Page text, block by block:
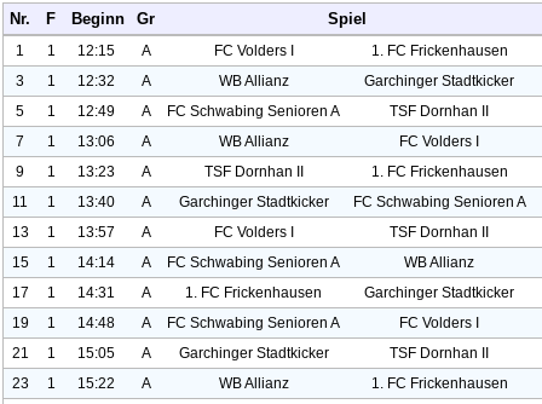
Nr. F Beginn Gr Spiel
1 1 12:15 A FC Volders I 1. FC Frickenhausen
3
1 12:32 A WB Allianz
Garchinger Stadtkicker
5
1 12:49 A FC Schwabing Senioren A
TSF Dornhan II
7
1 13:06 A WB Allianz
FC Volders I
9
1 13:23 A TSF Dornhan II 1. FC Frickenhausen
11
1 13:40 A Garchinger Stadtkicker
FC Schwabing Senioren A
13
1 13:57 A FC Volders I
TSF Dornhan II
15
1 14:14 A FC Schwabing Senioren A
WB Allianz
17
1 14:31 A 1. FC Frickenhausen
Garchinger Stadtkicker
19
1 14:48 A FC Schwabing Senioren A
FC Volders I
21
1 15:05 A Garchinger Stadtkicker
TSF Dornhan II
23
1 15:22 A WB Allianz 1. FC Frickenhausen